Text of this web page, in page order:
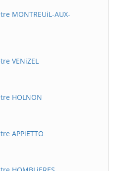
MONTREUiL-AUX-
VENiZEL
HOLNON
APPiETTO